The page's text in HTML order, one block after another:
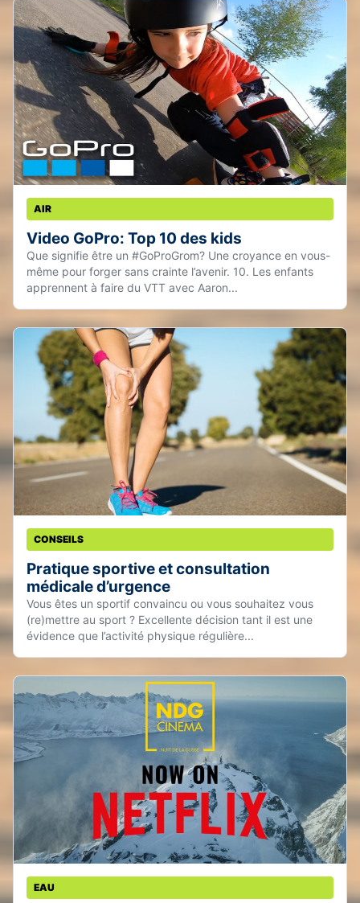
AIR
Video GoPro: Top 10 des kids
Que signifie être un #GoProGrom? Une croyance en vous-
même pour forger sans crainte l’avenir. 10. Les enfants
apprennent à faire du VTT avec Aaron...
CONSEILS
Pratique sportive et consultation
médicale d’urgence
Vous êtes un sportif convaincu ou vous souhaitez vous
(re)mettre au sport ? Excellente décision tant il est une
évidence que l’activité physique régulière...
EAU